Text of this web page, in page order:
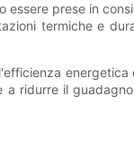
prese in
termiche e
ridurre il